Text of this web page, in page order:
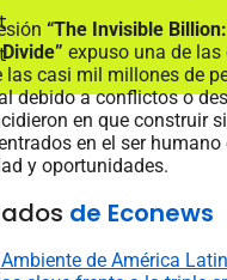
“The Invisible
expuso una de
las casi mil millones de
debido a conflictos o
en que construir
en el ser humano
y oportunidades.
de Econews